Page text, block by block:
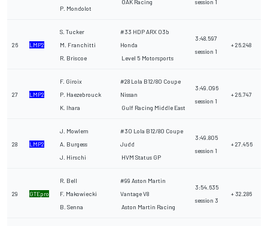
P. Mondolot
OAK Racing session 1
26 LMP2
S. Tucker
M. Franchitti
R. Briscoe
#33 HDP ARX 03b
Honda
Level 5 Motorsports
3:48.597
session 1
+ 26.248
27 LMP2
F. Giroix
P. Haezebrouck
K. Ihara
#28 Lola B12/80 Coupe
Nissan
Gulf Racing Middle East
3:49.096
session 1
+ 26.747
28 LMP2
J. Mowlem
A. Burgess
J. Hirschi
#30 Lola B12/80 Coupe
Judd
HVM Status GP
3:49.805
session 1
+ 27.456
29 GTEpro
R. Bell
F. Makowiecki
B. Senna
#99 Aston Martin
Vantage V8
Aston Martin Racing
3:54.635
session 3
+ 32.286